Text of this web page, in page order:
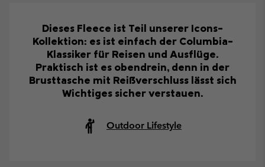
Dieses Fleece ist Teil unserer Icons-
Kollektion: es ist einfach der Columbia-
Klassiker für Reisen und Ausflüge.
Praktisch ist es obendrein, denn in der
Brusttasche mit Reißverschluss lässt sich
Wichtiges sicher verstauen.
Outdoor Lifestyle